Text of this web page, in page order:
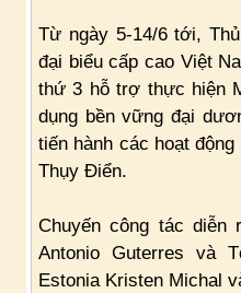
Từ ngày 5-14/6 tới,
đại biểu cấp cao Việt
thứ 3 hỗ trợ thực hiện
dụng bền vững đại
tiến hành các hoạt
Thụy Điển.
Chuyến công tác
Antonio Guterres và
Estonia Kristen Michal